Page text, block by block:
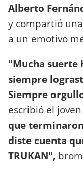
Alberto
y compartió
a un emotivo
"Mucha suerte
siempre
Siempre
escribió el
que
diste cuenta
TRUKAN",